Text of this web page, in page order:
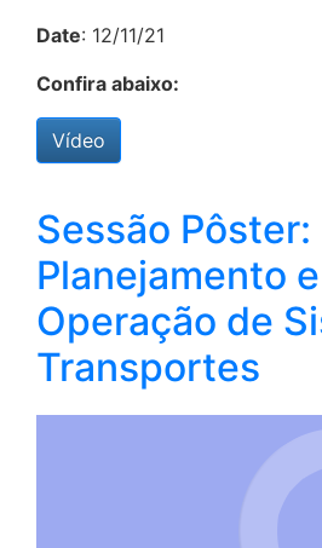
Date: 12/11/21
Confira abaixo:
Vídeo
Sessão Pôster:
Planejamento e
Operação de
Transportes